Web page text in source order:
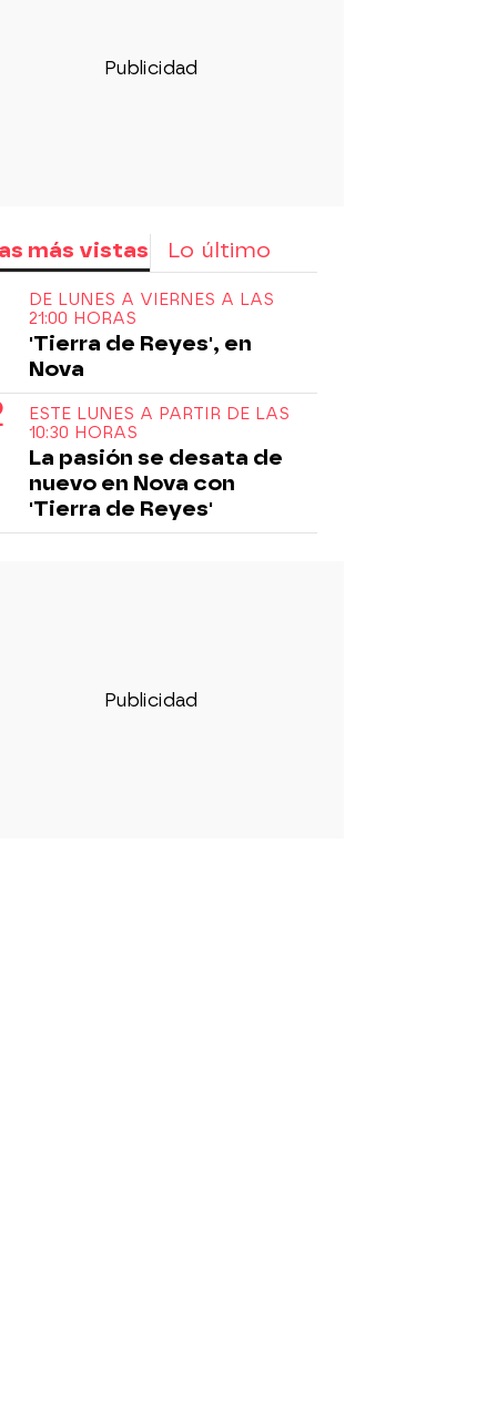
más vistas Lo último
DE LUNES A VIERNES A LAS
21:00 HORAS
'Tierra de Reyes', en
Nova
ESTE LUNES A PARTIR DE LAS
10:30 HORAS
La pasión se desata de
nuevo en Nova con
'Tierra de Reyes'